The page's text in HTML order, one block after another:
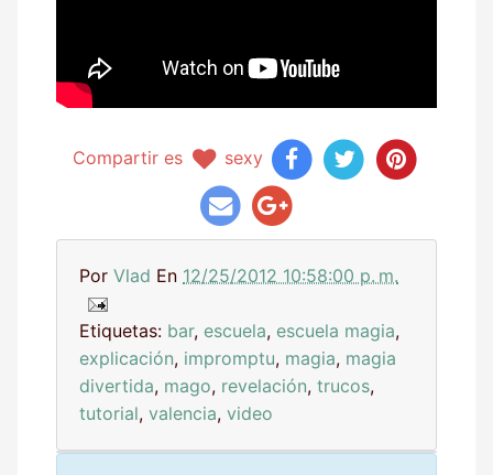
Compartir es sexy
Por Vlad En 12/25/2012 10:58:00 p. m.
Etiquetas: bar, escuela, escuela magia,
explicación, impromptu, magia, magia
divertida, mago, revelación, trucos,
tutorial, valencia, video